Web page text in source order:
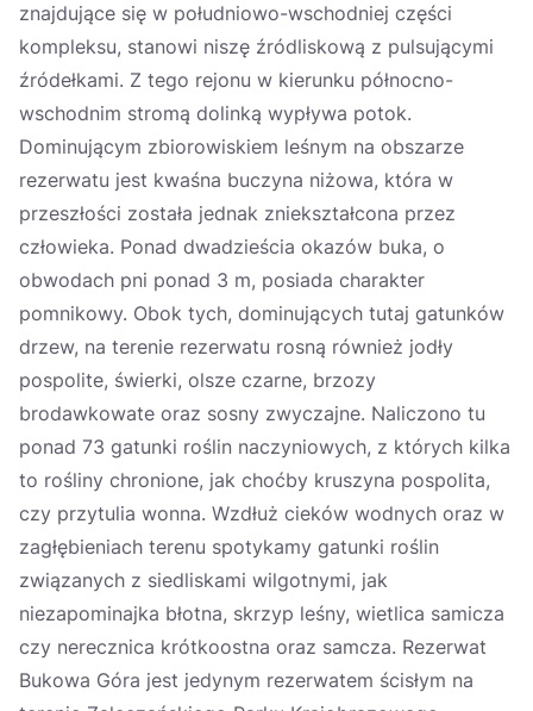
znajdujące się w południowo-wschodniej części
kompleksu, stanowi niszę źródliskową z pulsującymi
źródełkami. Z tego rejonu w kierunku północno-
wschodnim stromą dolinką wypływa potok.
Dominującym zbiorowiskiem leśnym na obszarze
rezerwatu jest kwaśna buczyna niżowa, która w
przeszłości została jednak zniekształcona przez
człowieka. Ponad dwadzieścia okazów buka, o
obwodach pni ponad 3 m, posiada charakter
pomnikowy. Obok tych, dominujących tutaj gatunków
drzew, na terenie rezerwatu rosną również jodły
pospolite, świerki, olsze czarne, brzozy
brodawkowate oraz sosny zwyczajne. Naliczono tu
ponad 73 gatunki roślin naczyniowych, z których kilka
to rośliny chronione, jak choćby kruszyna pospolita,
czy przytulia wonna. Wzdłuż cieków wodnych oraz w
zagłębieniach terenu spotykamy gatunki roślin
związanych z siedliskami wilgotnymi, jak
niezapominajka błotna, skrzyp leśny, wietlica samicza
czy nerecznica krótkoostna oraz samcza. Rezerwat
Bukowa Góra jest jedynym rezerwatem ścisłym na